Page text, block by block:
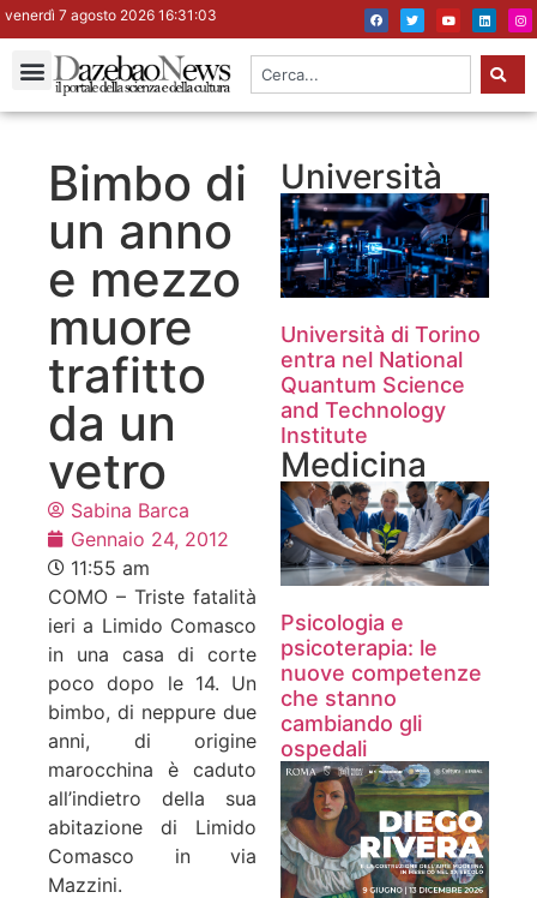
venerdì 7 agosto 2026 16:31:04
Bimbo di
un anno
e mezzo
muore
trafitto
da un
vetro
Sabina Barca
Gennaio 24, 2012
11:55 am
COMO – Triste fatalità
ieri a Limido Comasco
in una casa di corte
poco dopo le 14. Un
bimbo, di neppure due
anni, di origine
marocchina è caduto
all’indietro della sua
abitazione di Limido
Comasco in via
Mazzini.
Università
Università di Torino
entra nel National
Quantum Science
and Technology
Institute
Medicina
Psicologia e
psicoterapia: le
nuove competenze
che stanno
cambiando gli
ospedali